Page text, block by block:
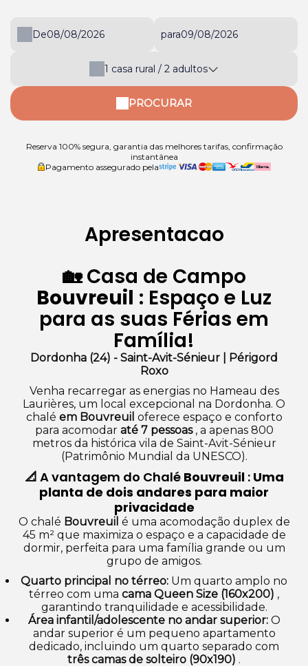
De para
1 casa rural / 2 adultos
PROCURAR
Reserva 100% segura, garantia das melhores tarifas, confirmação
instantânea
Pagamento assegurado pela
Apresentacao
🏡 Casa de Campo
Bouvreuil : Espaço e Luz
para as suas Férias em
Família!
Dordonha (24) - Saint-Avit-Sénieur | Périgord
Roxo
Venha recarregar as energias no Hameau des
Laurières, um local excepcional na Dordonha. O
chalé em Bouvreuil oferece espaço e conforto
para acomodar até 7 pessoas, a apenas 800
metros da histórica vila de Saint-Avit-Sénieur
(Patrimônio Mundial da UNESCO).
📐 A vantagem do Chalé Bouvreuil: Uma
planta de dois andares para maior
privacidade
O chalé Bouvreuil é uma acomodação duplex de
45 m² que maximiza o espaço e a capacidade de
dormir, perfeita para uma família grande ou um
grupo de amigos.
Quarto principal no térreo: Um quarto amplo no
térreo com uma cama Queen Size (160x200) ,
garantindo tranquilidade e acessibilidade.
Área infantil/adolescente no andar superior:O
andar superior é um pequeno apartamento
dedicado, incluindo um quarto separado com
três camas de solteiro (90x190) .